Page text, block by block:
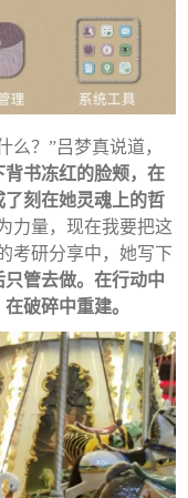
么？”吕梦真说道，
书冻红的脸颊，在
刻在她灵魂上的哲
力量，现在我要把这
考研分享中，她写下
管去做。在行动中
破碎中重建。